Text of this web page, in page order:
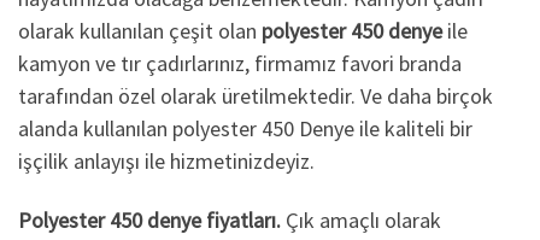
olarak kullanılan çeşit olan polyester 450 denyeile
kamyon ve tır çadırlarınız, firmamız favori branda
tarafından özel olarak üretilmektedir. Ve daha birçok
alanda kullanılan polyester 450 Denye ile kaliteli bir
işçilik anlayışı ile hizmetinizdeyiz.
Polyester 450 denye fiyatları. Çık amaçlı olarak